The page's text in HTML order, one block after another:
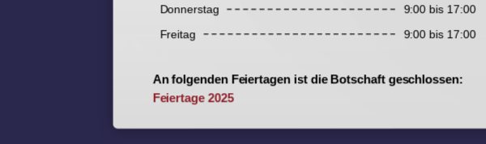
Donnerstag
9:00 bis 17:00
Freitag
9:00 bis 17:00
An folgenden Feiertagen ist die Botschaft geschlossen:
Feiertage 2025